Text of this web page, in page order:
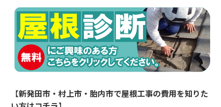
【新発田市・村上市・胎内市で屋根工事の費用を知りた